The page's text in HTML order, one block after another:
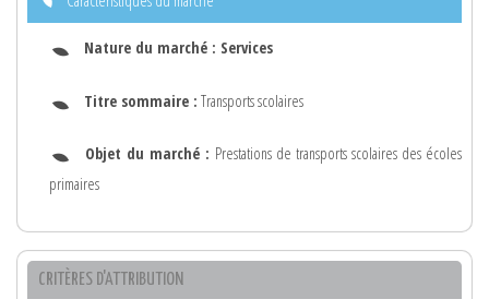
Nature du marché : Services
Titre sommaire : Transports scolaires
Objet du marché : Prestations de transports scolaires des écoles
primaires
CRITÈRES D'ATTRIBUTION